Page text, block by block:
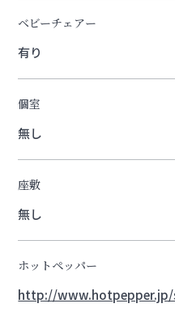
ベビーチェアー
有り
個室
無し
座敷
無し
ホットペッパー
http://www.hotpepper.jp/